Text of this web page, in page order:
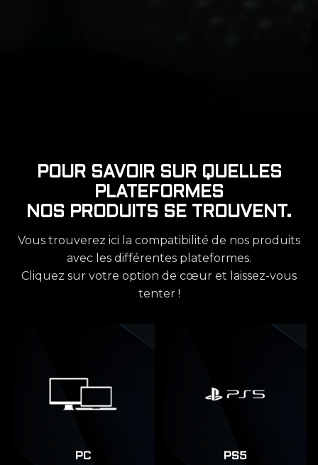
POUR SAVOIR SUR QUELLES
PLATEFORMES
NOS PRODUITS SE TROUVENT.
Vous trouverez ici la compatibilité de nos produits
avec les différentes plateformes.
Cliquez sur votre option de cœur et laissez-vous
tenter !
PC PS5